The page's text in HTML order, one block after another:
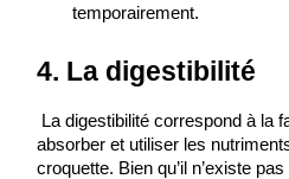
temporairement.
4. La digestibilité
La digestibilité correspond à la
absorber et utiliser les
croquette. Bien qu’il n’existe